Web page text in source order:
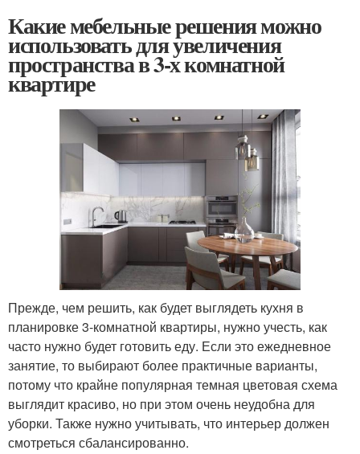
Какие мебельные решения можно
использовать для увеличения
пространства в 3-х комнатной
квартире
Прежде, чем решить, как будет выглядеть кухня в
планировке 3-комнатной квартиры, нужно учесть, как
часто нужно будет готовить еду. Если это ежедневное
занятие, то выбирают более практичные варианты,
потому что крайне популярная темная цветовая схема
выглядит красиво, но при этом очень неудобна для
уборки. Также нужно учитывать, что интерьер должен
смотреться сбалансированно.